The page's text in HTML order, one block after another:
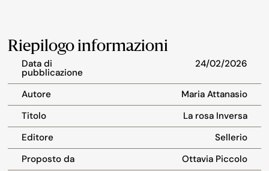
Riepilogo informazioni
Data di
pubblicazione
24/02/2026
Autore
Maria Attanasio
Titolo
La rosa Inversa
Editore
Sellerio
Proposto da
Ottavia Piccolo